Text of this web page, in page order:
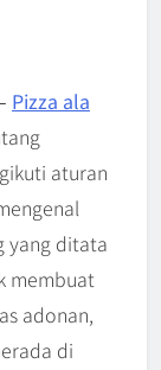
Pizza ala
aturan
yang ditata
membuat
adonan,
di